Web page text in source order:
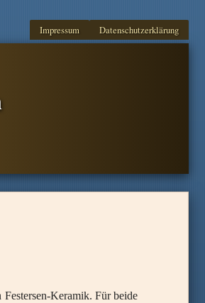
Impressum Datenschutzerklärung
Keramik. Für beide